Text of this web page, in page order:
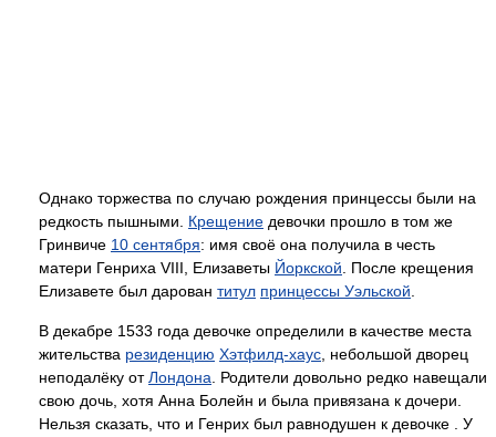
Однако торжества по случаю рождения принцессы были на
редкость пышными. Крещение девочки прошло в том же
Гринвиче 10 сентября: имя своё она получила в честь
матери Генриха VIII, Елизаветы Йоркской . После крещения
Елизавете был дарован титул принцессы Уэльской
В декабре 1533 года девочке определили в качестве места
жительства резиденцию Хэтфилд-хаус , небольшой дворец
неподалёку отЛондона . Родители довольно редко навещали
свою дочь, хотя Анна Болейн и была привязана к дочери.
Нельзя сказать, что и Генрих был равнодушен к девочке . У